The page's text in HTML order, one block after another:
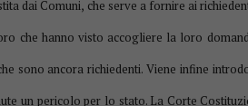
dai Comuni, che serve a fornire ai
che hanno visto accogliere la loro
sono ancora richiedenti. Viene infine
un pericolo per lo stato. La Corte